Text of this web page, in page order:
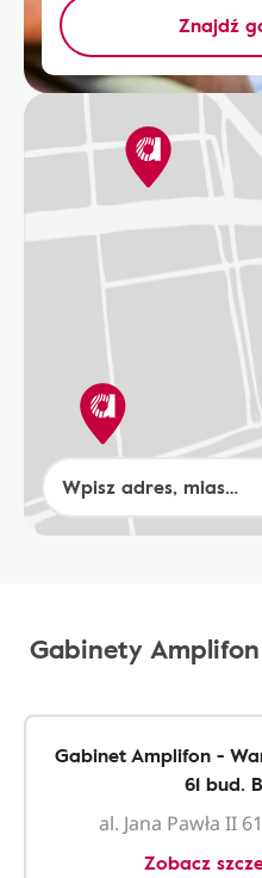
Znajdź
Gabinety
Gabinet Amplifon -
61 bud.
al. Jana Pawła II
Zobacz